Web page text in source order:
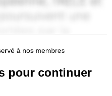
à nos membres
pour continuer